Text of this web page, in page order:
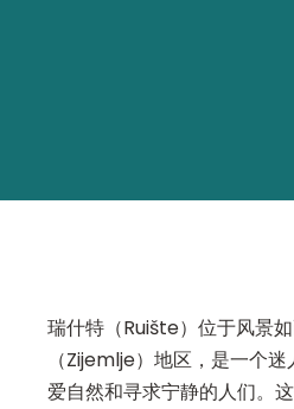
瑞什特（Ruište）位于风景
（Zijemlje）地区，是一个
爱自然和寻求宁静的人们。